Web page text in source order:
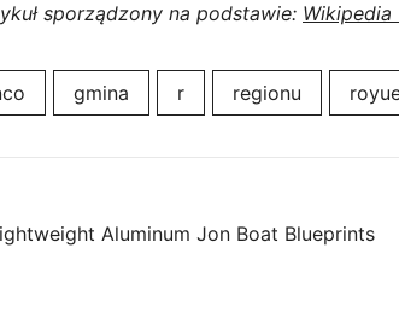
sporządzony na podstawie: Wikipedia
gmina r regionu
Aluminum Jon Boat Blueprints